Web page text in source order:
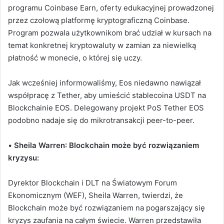
programu Coinbase Earn, oferty edukacyjnej prowadzonej
przez czołową platformę kryptograficzną Coinbase.
Program pozwala użytkownikom brać udział w kursach na
temat konkretnej kryptowaluty w zamian za niewielką
płatność w monecie, o której się uczy.
Jak wcześniej informowaliśmy, Eos niedawno nawiązał
współpracę z Tether, aby umieścić stablecoina USDT na
Blockchainie EOS. Delegowany projekt PoS Tether EOS
podobno nadaje się do mikrotransakcji peer-to-peer.
• Sheila Warren: Blockchain może być rozwiązaniem
kryzysu:
Dyrektor Blockchain i DLT na Światowym Forum
Ekonomicznym (WEF), Sheila Warren, twierdzi, że
Blockchain może być rozwiązaniem na pogarszający się
kryzys zaufania na całym świecie. Warren przedstawiła